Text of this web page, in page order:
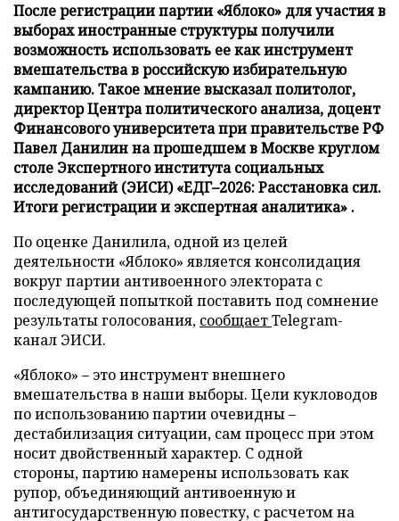
После регистрации партии «Яблоко» для участия в
выборах иностранные структуры получили
возможность использовать ее как инструмент
вмешательства в российскую избирательную
кампанию. Такое мнение высказал политолог,
директор Центра политического анализа, доцент
Финансового университета при правительстве РФ
Павел Данилин на прошедшем в Москве круглом
столе Экспертного института социальных
исследований (ЭИСИ) «ЕДГ–2026: Расстановка сил.
Итоги регистрации и экспертная аналитика» .
По оценке Данилила, одной из целей
деятельности «Яблоко» является консолидация
вокруг партии антивоенного электората с
последующей попыткой поставить под сомнение
результаты голосования, сообщаетTelegram-
канал ЭИСИ.
«Яблоко» – это инструмент внешнего
вмешательства в наши выборы. Цели кукловодов
по использованию партии очевидны –
дестабилизация ситуации, сам процесс при этом
носит двойственный характер. С одной
стороны, партию намерены использовать как
рупор, объединяющий антивоенную и
антигосударственную повестку, с расчетом на